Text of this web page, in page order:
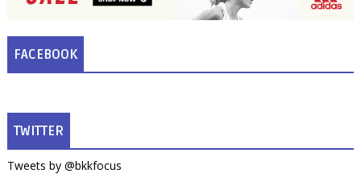
FACEBOOK
TWITTER
Tweets by @bkkfocus